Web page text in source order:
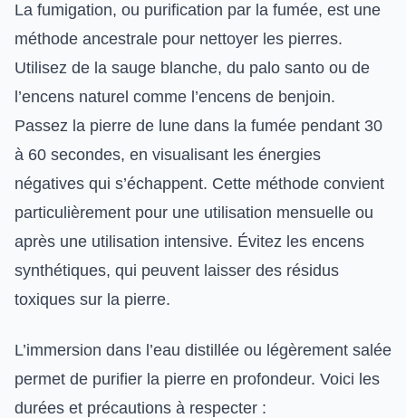
La fumigation, ou purification par la fumée, est une
méthode ancestrale pour nettoyer les pierres.
Utilisez de la sauge blanche, du palo santo ou de
l’encens naturel comme l’encens de benjoin.
Passez la pierre de lune dans la fumée pendant 30
à 60 secondes, en visualisant les énergies
négatives qui s’échappent. Cette méthode convient
particulièrement pour une utilisation mensuelle ou
après une utilisation intensive. Évitez les encens
synthétiques, qui peuvent laisser des résidus
toxiques sur la pierre.
L’immersion dans l’eau distillée ou légèrement salée
permet de purifier la pierre en profondeur. Voici les
durées et précautions à respecter :